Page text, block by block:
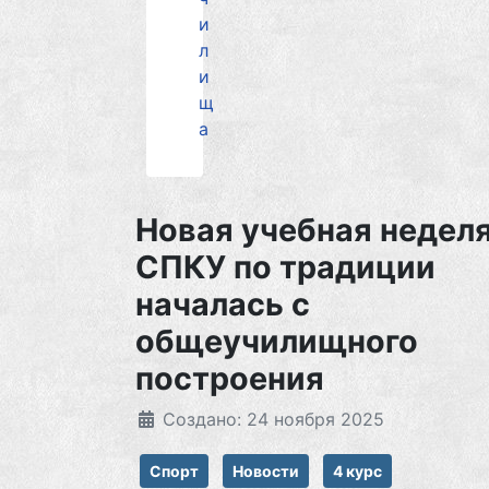
и
л
и
щ
а
Новая учебная
СПКУ по традиции
началась с
общеучилищного
построения
Создано: 24 ноября 2025
Спорт Новости 4 курс